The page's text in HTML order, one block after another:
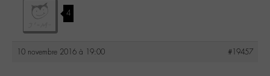
4
10 novembre 2016 à 19:00 #19457